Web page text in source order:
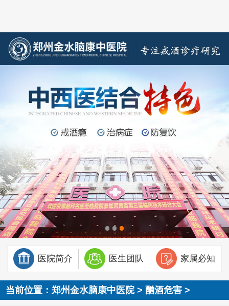
医院简介 医生团队 家属必知
当前位置：郑州金水脑康中医院>酗酒危害 >